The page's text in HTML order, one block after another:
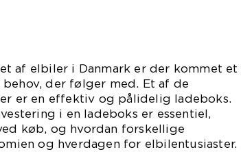
af elbiler i Danmark er der kommet et
der følger med. Et af de
er en effektiv og pålidelig ladeboks.
i en ladeboks er essentiel,
køb, og hvordan forskellige
og hverdagen for elbilentusiaster.